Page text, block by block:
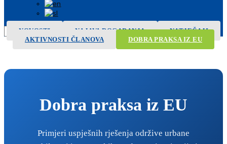
Search
NOVOSTI NAJAVA DOGAĐANJA
NATJEČAJI
AKTIVNOSTI ČLANOVA
DOBRA PRAKSA IZ EU
Dobra praksa iz EU
Primjeri uspješnih rješenja održive urbane